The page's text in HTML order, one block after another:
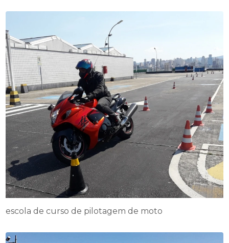
escola de curso de pilotagem de moto